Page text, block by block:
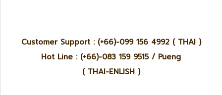
Customer Support : (+66)-099 156 4992 ( THAI )
Hot Line : (+66)-083 159 9515 / Pueng
( THAI-ENLISH )